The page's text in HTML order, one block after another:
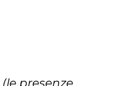
(le presenze